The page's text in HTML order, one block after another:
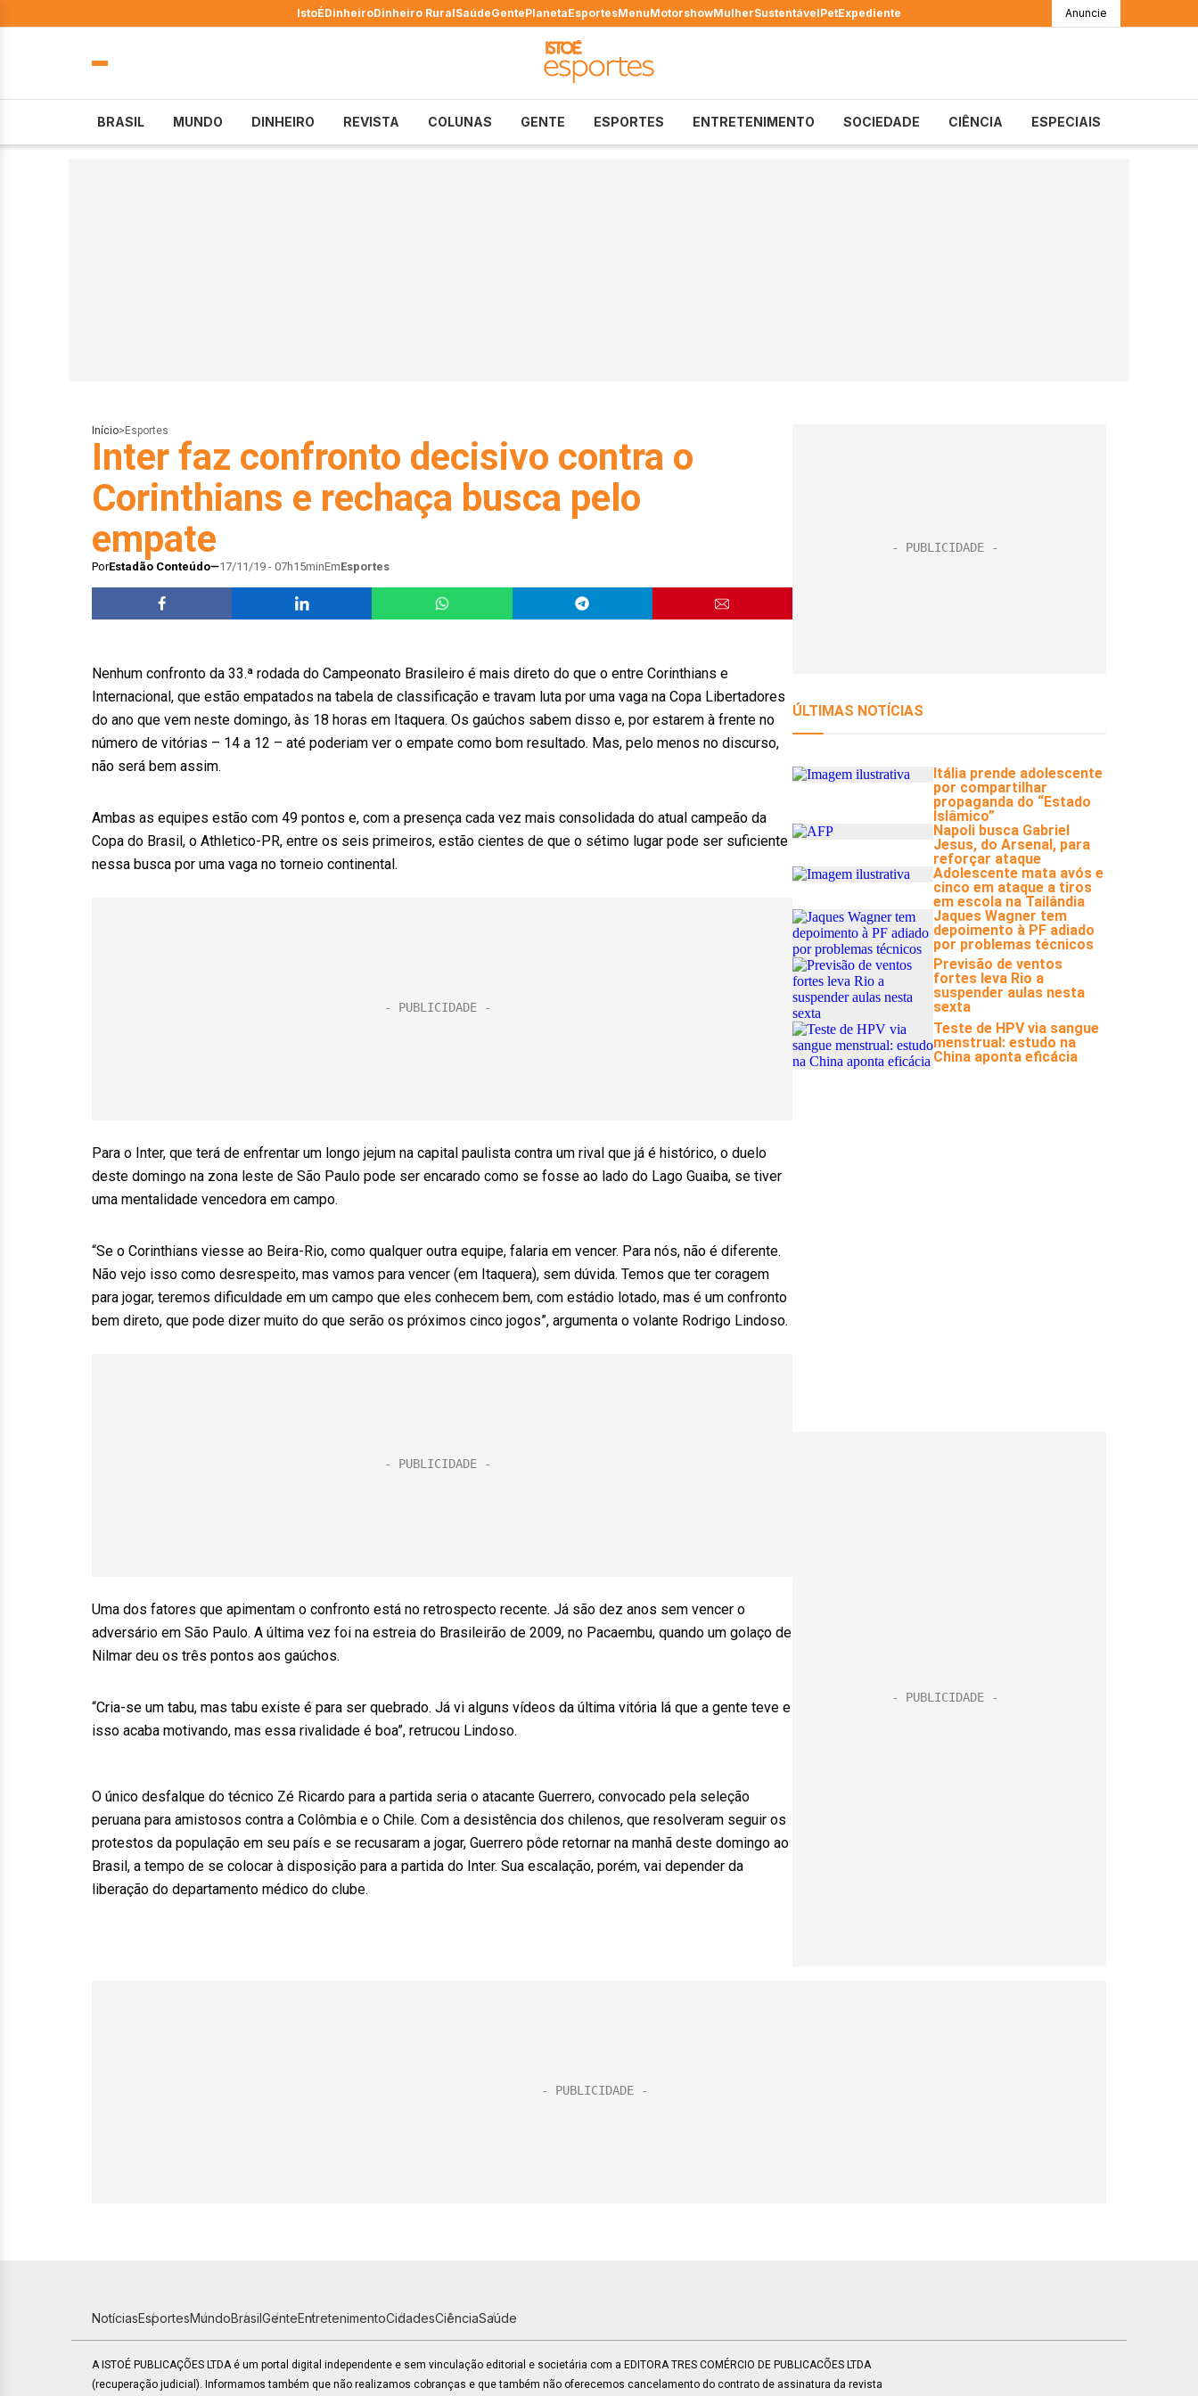
IstoÉDinheiroDinheiro RuralSaúdeGentePlanetaEsportesMenuMotorshowMulherSustentávelPetExpediente Anuncie
BRASIL MUNDO DINHEIRO REVISTA COLUNAS GENTE ESPORTES ENTRETENIMENTO SOCIEDADE CIÊNCIA ESPECIAIS
Início> Esportes
Inter faz confronto decisivo contra o
Corinthians e rechaça busca pelo
empate
PorEstadão Conteúdo 17/11/19 - 07h15minEmEsportes
Nenhum confronto da 33.ª rodada do Campeonato Brasileiro é mais direto do que o entre Corinthians e
Internacional, que estão empatados na tabela de classificação e travam luta por uma vaga na Copa Libertadores
do ano que vem neste domingo, às 18 horas em Itaquera. Os gaúchos sabem disso e, por estarem à frente no
número de vitórias – 14 a 12 – até poderiam ver o empate como bom resultado. Mas, pelo menos no discurso,
não será bem assim.
Ambas as equipes estão com 49 pontos e, com a presença cada vez mais consolidada do atual campeão da
Copa do Brasil, o Athletico-PR, entre os seis primeiros, estão cientes de que o sétimo lugar pode ser suficiente
nessa busca por uma vaga no torneio continental.
Para o Inter, que terá de enfrentar um longo jejum na capital paulista contra um rival que já é histórico, o duelo
deste domingo na zona leste de São Paulo pode ser encarado como se fosse ao lado do Lago Guaiba, se tiver
uma mentalidade vencedora em campo.
“Se o Corinthians viesse ao Beira-Rio, como qualquer outra equipe, falaria em vencer. Para nós, não é diferente.
Não vejo isso como desrespeito, mas vamos para vencer (em Itaquera), sem dúvida. Temos que ter coragem
para jogar, teremos dificuldade em um campo que eles conhecem bem, com estádio lotado, mas é um confronto
bem direto, que pode dizer muito do que serão os próximos cinco jogos”, argumenta o volante Rodrigo Lindoso.
Uma dos fatores que apimentam o confronto está no retrospecto recente. Já são dez anos sem vencer o
adversário em São Paulo. A última vez foi na estreia do Brasileirão de 2009, no Pacaembu, quando um golaço de
Nilmar deu os três pontos aos gaúchos.
“Cria-se um tabu, mas tabu existe é para ser quebrado. Já vi alguns vídeos da última vitória lá que a gente teve e
isso acaba motivando, mas essa rivalidade é boa”, retrucou Lindoso.
O único desfalque do técnico Zé Ricardo para a partida seria o atacante Guerrero, convocado pela seleção
peruana para amistosos contra a Colômbia e o Chile. Com a desistência dos chilenos, que resolveram seguir os
protestos da população em seu país e se recusaram a jogar, Guerrero pôde retornar na manhã deste domingo ao
Brasil, a tempo de se colocar à disposição para a partida do Inter. Sua escalação, porém, vai depender da
liberação do departamento médico do clube.
NotíciasEsportesMundoBrasilGenteEntretenimentoCidadesCiênciaSaúde
A ISTOÉ PUBLICAÇÕES LTDA é um portal digital independente e sem vinculação editorial e societária com a EDITORA TRES COMÉRCIO DE PUBLICACÕES LTDA
(recuperação judicial). Informamos também que não realizamos cobranças e que também não oferecemos cancelamento do contrato de assinatura da revista